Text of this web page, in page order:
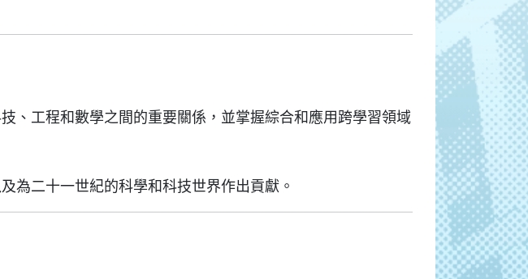
、工程和數學之間的重要關係，並掌握綜合和應用跨學習領域
為二十一世紀的科學和科技世界作出貢獻。